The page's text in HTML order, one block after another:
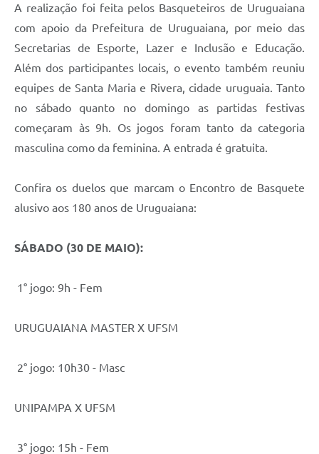
A realização foi feita pelos Basqueteiros de Uruguaiana
com apoio da Prefeitura de Uruguaiana, por meio das
Secretarias de Esporte, Lazer e Inclusão e Educação.
Além dos participantes locais, o evento também reuniu
equipes de Santa Maria e Rivera, cidade uruguaia. Tanto
no sábado quanto no domingo as partidas festivas
começaram às 9h. Os jogos foram tanto da categoria
masculina como da feminina. A entrada é gratuita.
Confira os duelos que marcam o Encontro de Basquete
alusivo aos 180 anos de Uruguaiana:
SÁBADO (30 DE MAIO):
1° jogo: 9h - Fem
URUGUAIANA MASTER X UFSM
2° jogo: 10h30 - Masc
UNIPAMPA X UFSM
3° jogo: 15h - Fem